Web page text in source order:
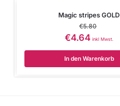
Magic stripes GOLD
€5.80
€4.64 inkl Mwst.
In den Warenkorb